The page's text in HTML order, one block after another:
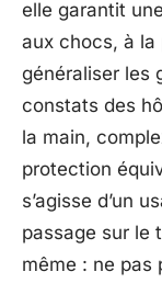
elle garantit
aux chocs, à la
généraliser les
constats des
la main,
protection
s’agisse d’un
passage sur le
même : ne pas